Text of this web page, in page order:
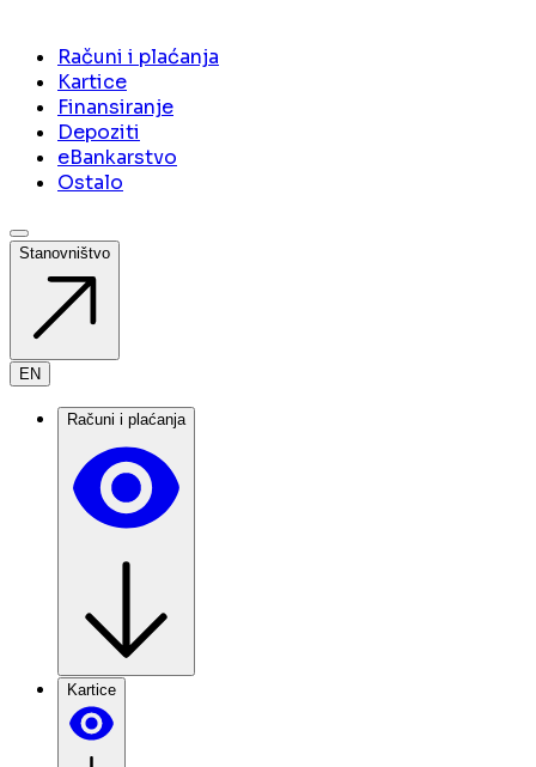
Računi i plaćanja
Kartice
Finansiranje
Depoziti
eBankarstvo
Ostalo
Stanovništvo
EN
Računi i plaćanja
Kartice